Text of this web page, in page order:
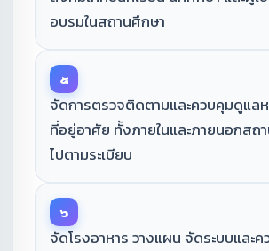
อบรมในสถานศึกษา
๕
จัดการตรวจติดตามและควบคุมดูแล
ที่อยู่อาศัย ทั้งภายในและภายนอกสถ
ไปตามระเบียบ
๖
จัดโรงอาหาร วางแผน จัดระบบและ